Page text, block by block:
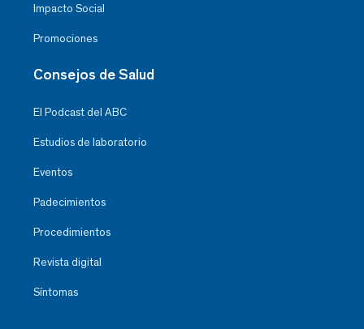
Impacto Social
Promociones
Consejos de Salud
El Podcast del ABC
Estudios de laboratorio
Eventos
Padecimientos
Procedimientos
Revista digital
Síntomas